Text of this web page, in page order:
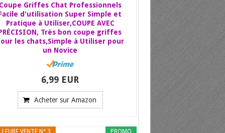
Coupe Griffes Chat Professionnels
d'utilisation Super Simple et
Pratique à Utiliser,COUPE AVEC
Très bon coupe griffes
les chats,Simple à Utiliser pour
un Novice
6,99 EUR
Acheter sur Amazon
PROMO
VENTE N° 3